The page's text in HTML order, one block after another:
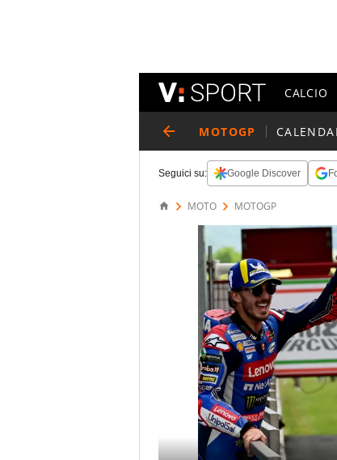
CALCIO
MOTOGP
Seguici su: Google Discover
MOTO MOTOGP